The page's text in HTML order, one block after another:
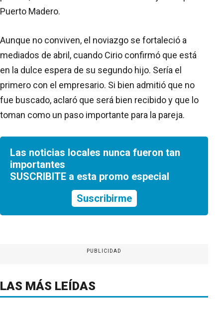
Puerto Madero.
Aunque no conviven, el noviazgo se fortaleció a
mediados de abril, cuando Cirio confirmó que está
en la dulce espera de su segundo hijo. Sería el
primero con el empresario. Si bien admitió que no
fue buscado, aclaró que será bien recibido y que lo
toman como un paso importante para la pareja.
Las noticias locales nunca fueron tan
importantes
SUSCRIBITE a esta promo especial
Suscribirme
PUBLICIDAD
LAS MÁS LEÍDAS